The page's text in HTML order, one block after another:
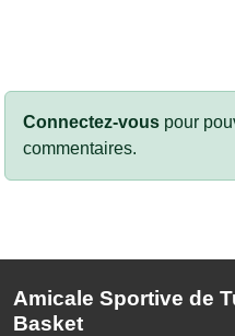
Connectez-vous pour
commentaires.
Amicale Sportive de
Basket